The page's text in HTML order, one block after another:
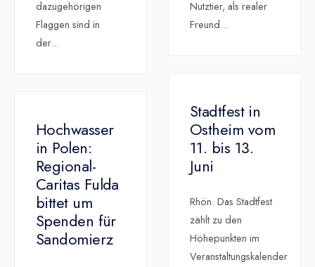
Nutztier, als realer
Freund...
dazugehörigen
Flaggen sind in
der...
Stadtfest in
Ostheim vom
11. bis 13.
Juni
Rhön. Das Stadtfest
zählt zu den
Höhepunkten im
Veranstaltungskalender
Hochwasser
in Polen:
Regional-
Caritas Fulda
bittet um
Spenden für
Sandomierz